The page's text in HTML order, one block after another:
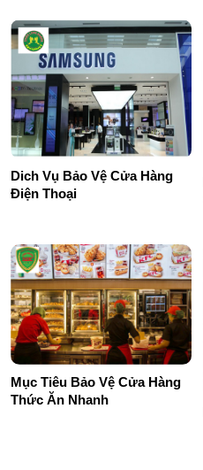
Dich Vụ Bảo Vệ Cửa Hàng
Điện Thoại
Mục Tiêu Bảo Vệ Cửa Hàng
Thức Ăn Nhanh